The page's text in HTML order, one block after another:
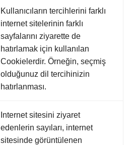
Kullanıcıların tercihlerini farklı
internet sitelerinin farklı
sayfalarını ziyarette de
hatırlamak için kullanılan
Cookielerdir. Örneğin, seçmiş
olduğunuz dil tercihinizin
hatırlanması.
Internet sitesini ziyaret
edenlerin sayıları, internet
sitesinde görüntülenen